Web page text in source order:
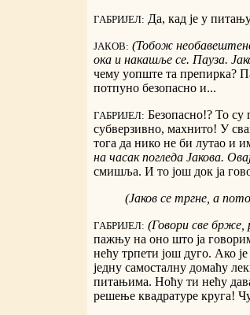
ГАБРИЈЕЛ: Да, кад је у
ЈАКОВ: (Тобож
ока и накашље се. Пауза.
чему уопште та препирка?
потпуно безопасно и...
ГАБРИЈЕЛ: Безопасно!? То су
субверзивно, махнито! У
тога да нико не би лутао и
на часак погледа Јакова.
смишља. И то још док ја
(Јаков се тргне, а
ГАБРИЈЕЛ: (Говори све брже,
пажњу на оно што ја
нећу трпети још дуго. Ако
једну самосталну домаћу
питањима. Ноћу ти нећу
решење квадратуре круга!